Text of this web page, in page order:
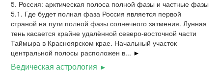
5. Россия: арктическая полоса полной фазы и частные фазы
5.1. Где будет полная фаза Россия является первой
страной на пути полной фазы солнечного затмения. Лунная
тень касается крайне удалённой северо-восточной части
Таймыра в Красноярском крае. Начальный участок
центральной полосы расположен в... ►
Ведическая астрология